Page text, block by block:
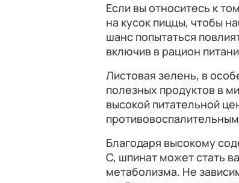
Если вы относитесь к
на кусок пиццы, чтобы
шанс попытаться
включив в рацион
Листовая зелень, в
полезных продуктов в
высокой питательной
Благодаря высокому
С, шпинат может стать
метаболизма. Не